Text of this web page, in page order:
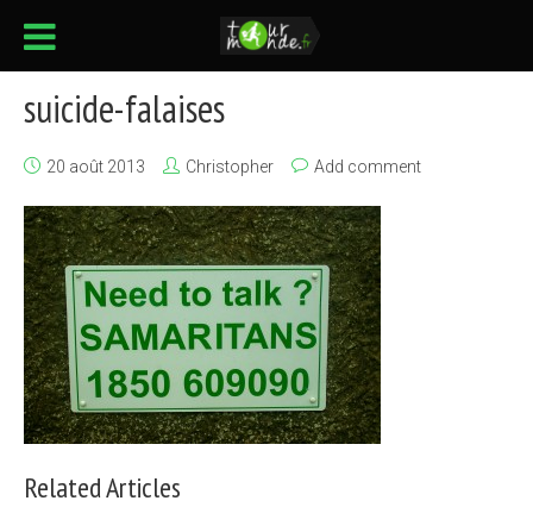
suicide-falaises
20 août 2013 Christopher Add comment
Related Articles